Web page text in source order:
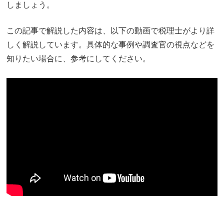
しましょう。
この記事で解説した内容は、以下の動画で税理士がより詳
しく解説しています。具体的な事例や調査官の視点などを
知りたい場合に、参考にしてください。